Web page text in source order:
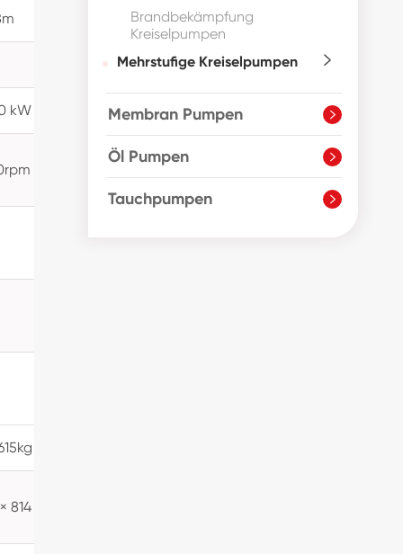
22 ~ 28m
65% 65%
kW 11/15 kW 7.5/11 kW
1450/1750rpm
814
Brandbekämpfung
Kreiselpumpen
Mehrstufige Kreiselpumpen

Membran Pumpen 
Öl Pumpen 
Tauchpumpen 